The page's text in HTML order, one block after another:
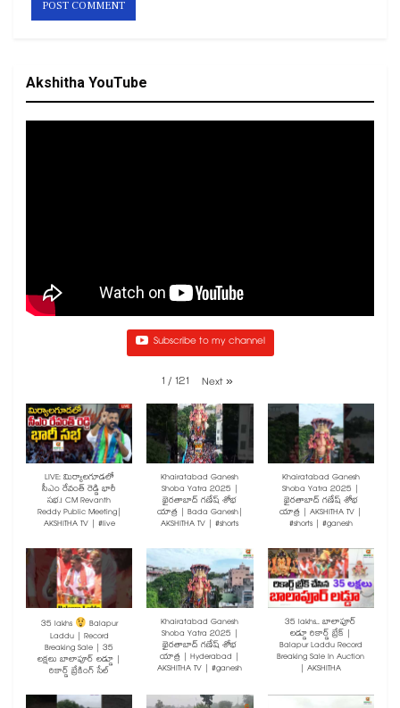
Akshitha YouTube
Subscribe to my channel
1 /121 Next»
LIVE: మిర్యాలగూడలో
సీఎం రేవంత్ రెడ్డి భారీ
సభ.! CM Revanth
Reddy Public Meeting|
AKSHITHA TV | #live
Khairatabad Ganesh
Shoba Yatra 2025 |
ఖైరతాబాద్ గణేష్ శోభ
యాత్ర | Bada Ganesh|
AKSHITHA TV | #shorts
Khairatabad Ganesh
Shoba Yatra 2025 |
ఖైరతాబాద్ గణేష్ శోభ
యాత్ర | AKSHITHA TV |
#shorts | #ganesh
35 lakhs Balapur
Laddu | Record
Breaking Sale | 35
లక్షలు బాలాపూర్ లడ్డూ |
రికార్డ్ బ్రేకింగ్ సేల్
Khairatabad Ganesh
Shoba Yatra 2025 |
ఖైరతాబాద్ గణేష్ శోభ
యాత్ర | Hyderabad |
AKSHITHA TV | #ganesh
35 lakhs.. బాలాపూర్
లడ్డూ రికార్డ్ బ్రేక్ |
Balapur Laddu Record
Breaking Sale In Auction
| AKSHITHA